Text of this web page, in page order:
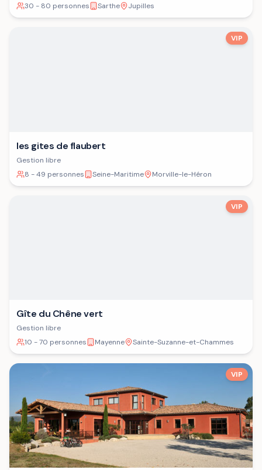
30 - 80 personnes
Sarthe Jupilles
VIP
les gites de flaubert
Gestion libre
8 - 49 personnes
Seine-Maritime Morville-le-Héron
VIP
Gîte du Chêne vert
Gestion libre
10 - 70 personnes
Mayenne Sainte-Suzanne-et-Chammes
VIP